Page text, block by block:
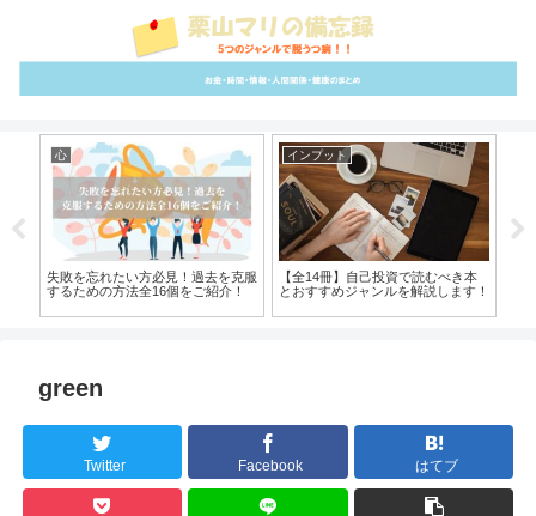
心
失敗を忘れたい方必見！過去を克服
するための方法全16個をご紹介！
インプット
【全14冊】自己投資で読むべき本
とおすすめジャンルを解説します！
green
Twitter Facebook はてブ